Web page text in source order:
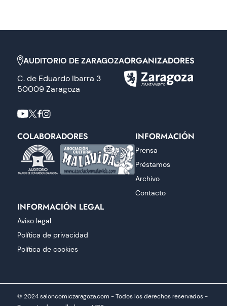
AUDITORIO DE ZARAGOZA
C. de Eduardo Ibarra 3
50009 Zaragoza
ORGANIZADORES
COLABORADORES INFORMACIÓN
Prensa
Préstamos
Archivo
Contacto
INFORMACIÓN LEGAL
Aviso legal
Política de privacidad
Política de cookies
© 2024 saloncomiczaragoza.com - Todos los derechos reservados -